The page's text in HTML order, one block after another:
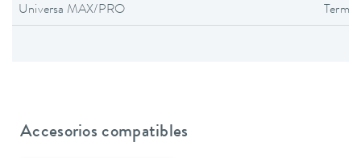
Universa MAX/PRO
Accesorios compatibles